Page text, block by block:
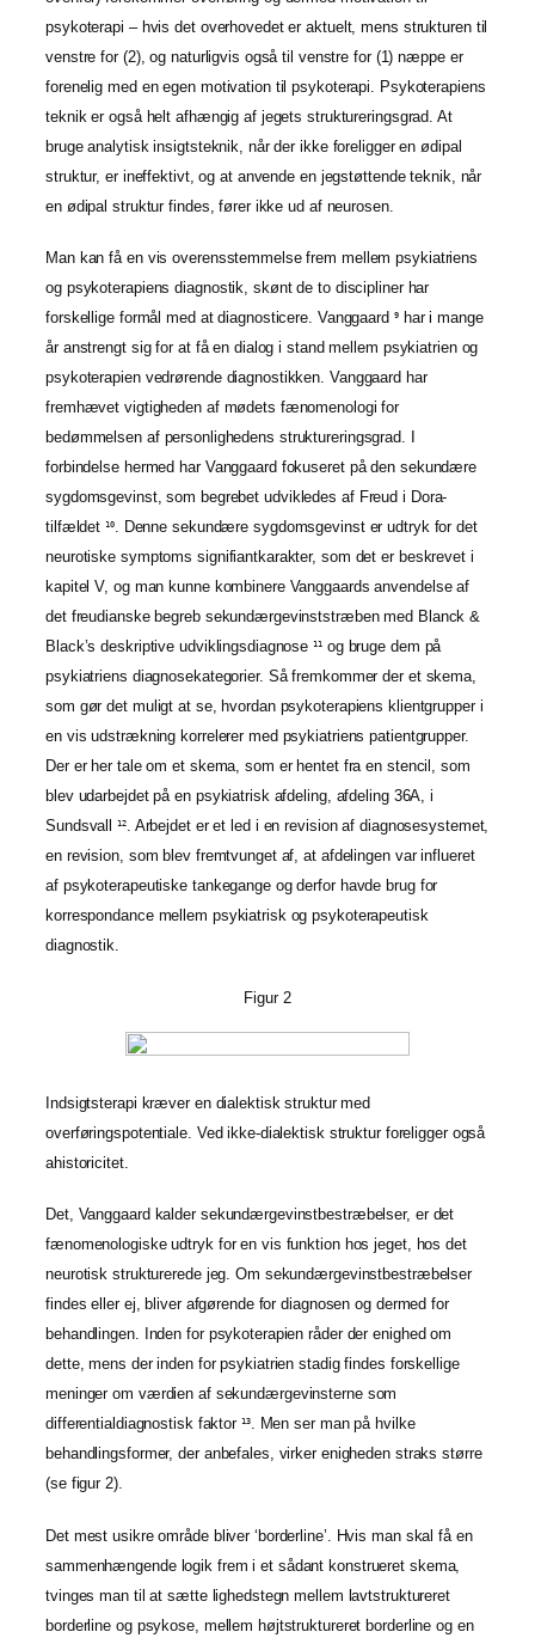
psykoterapi – hvis det overhovedet er aktuelt, mens strukturen til
venstre for (2), og naturligvis også til venstre for (1) næppe er
forenelig med en egen motivation til psykoterapi. Psykoterapiens
teknik er også helt afhængig af jegets struktureringsgrad. At
bruge analytisk insigtsteknik, når der ikke foreligger en ødipal
struktur, er ineffektivt, og at anvende en jegstøttende teknik, når
en ødipal struktur findes, fører ikke ud af neurosen.
Man kan få en vis overensstemmelse frem mellem psykiatriens
og psykoterapiens diagnostik, skønt de to discipliner har
forskellige formål med at diagnosticere. Vanggaard
9har i mange
år anstrengt sig for at få en dialog i stand mellem psykiatrien og
psykoterapien vedrørende diagnostikken. Vanggaard har
fremhævet vigtigheden af mødets fænomenologi for
bedømmelsen af personlighedens struktureringsgrad. I
forbindelse hermed har Vanggaard fokuseret på den sekundære
sygdomsgevinst, som begrebet udvikledes af Freud i Dora-
tilfældet 10. Denne sekundære sygdomsgevinst er udtryk for det
neurotiske symptoms signifiantkarakter, som det er beskrevet i
kapitel V, og man kunne kombinere Vanggaards anvendelse af
det freudianske begreb sekundærgevinststræben med Blanck &
Black’s deskriptive udviklingsdiagnose 11og bruge dem på
psykiatriens diagnosekategorier. Så fremkommer der et skema,
som gør det muligt at se, hvordan psykoterapiens klientgrupper i
en vis udstrækning korrelerer med psykiatriens patientgrupper.
Der er her tale om et skema, som er hentet fra en stencil, som
blev udarbejdet på en psykiatrisk afdeling, afdeling 36A, i
Sundsvall
12. Arbejdet er et led i en revision af diagnosesystemet,
en revision, som blev fremtvunget af, at afdelingen var influeret
af psykoterapeutiske tankegange og derfor havde brug for
korrespondance mellem psykiatrisk og psykoterapeutisk
diagnostik.
Figur 2
Indsigtsterapi kræver en dialektisk struktur med
overføringspotentiale. Ved ikke-dialektisk struktur foreligger også
ahistoricitet.
Det, Vanggaard kalder sekundærgevinstbestræbelser, er det
fænomenologiske udtryk for en vis funktion hos jeget, hos det
neurotisk strukturerede jeg. Om sekundærgevinstbestræbelser
findes eller ej, bliver afgørende for diagnosen og dermed for
behandlingen. Inden for psykoterapien råder der enighed om
dette, mens der inden for psykiatrien stadig findes forskellige
meninger om værdien af sekundærgevinsterne som
differentialdiagnostisk faktor13. Men ser man på hvilke
behandlingsformer, der anbefales, virker enigheden straks større
(se figur 2).
Det mest usikre område bliver ‘borderline’. Hvis man skal få en
sammenhængende logik frem i et sådant konstrueret skema,
tvinges man til at sætte lighedstegn mellem lavtstruktureret
borderline og psykose, mellem højtstruktureret borderline og en